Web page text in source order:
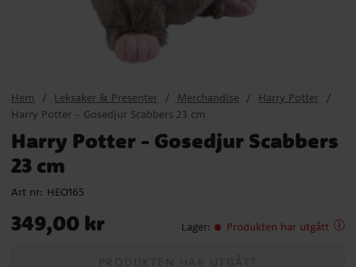
Hem Leksaker & Presenter Merchandise
Harry Potter
Harry Potter - Gosedjur Scabbers 23 cm
Harry Potter - Gosedjur Scabbers
23 cm
Art nr: HEO165
Pris:349,00 kr
349,00 kr Lager: Produkten har utgått